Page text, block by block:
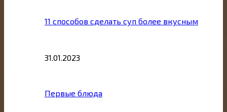
11 способов сделать суп более вкусным
31.01.2023
Первые блюда